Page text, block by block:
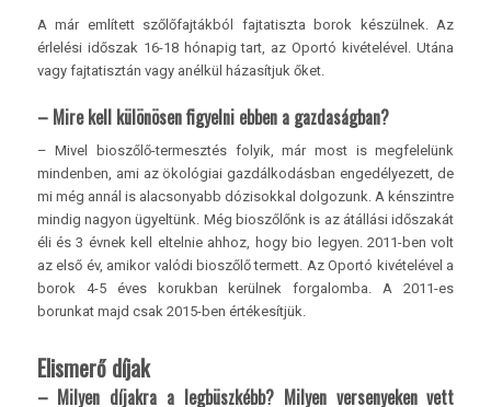
A már említett szőlőfajtákból fajtatiszta borok készülnek. Az
érlelési időszak 16-18 hónapig tart, az Oportó kivételével. Utána
vagy fajtatisztán vagy anélkül házasítjuk őket.
– Mire kell különösen figyelni ebben a gazdaságban?
– Mivel bioszőlő-termesztés folyik, már most is megfelelünk
mindenben, ami az ökológiai gazdálkodásban engedélyezett, de
mi még annál is alacsonyabb dózisokkal dolgozunk. A kénszintre
mindig nagyon ügyeltünk. Még bioszőlőnk is az átállási időszakát
éli és 3 évnek kell eltelnie ahhoz, hogy bio legyen. 2011-ben volt
az első év, amikor valódi bioszőlő termett. Az Oportó kivételével a
borok 4-5 éves korukban kerülnek forgalomba. A 2011-es
borunkat majd csak 2015-ben értékesítjük.
Elismerő díjak
– Milyen díjakra a legbüszkébb? Milyen versenyeken vett